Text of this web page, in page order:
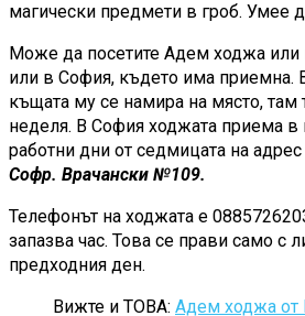
магически предмети в гроб. Умее
Може да посетите Адем ходжа или
или в София, където има
къщата му се намира на място, там
неделя. В София ходжата приема в
работни дни от седмицата на
Софр. Врачански №109.
Телефонът на ходжата е
запазва час. Това се прави само с
предходния ден.
Вижте и ТОВА: Адем ходжа от